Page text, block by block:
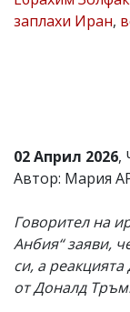
Коментарите
редакцията
не
носи
за
тях!
Ако
откриете
обиден
за
заплахи Иран,
02 Април 2026,
Автор: Мария
Говорител на
Анбия“ заяви,
си, а
от Доналд